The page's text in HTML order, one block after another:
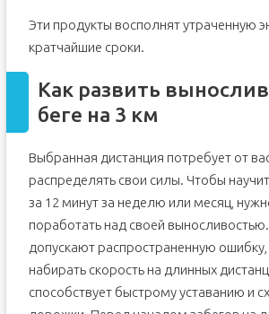
Эти продукты восполнят утраченную
кратчайшие сроки.
Как развить
беге на 3 км
Выбранная дистанция потребует от
распределять свои силы. Чтобы
за 12 минут за неделю или месяц,
поработать над своей
допускают распространенную
набирать скорость на длинных
способствует быстрому уставанию и